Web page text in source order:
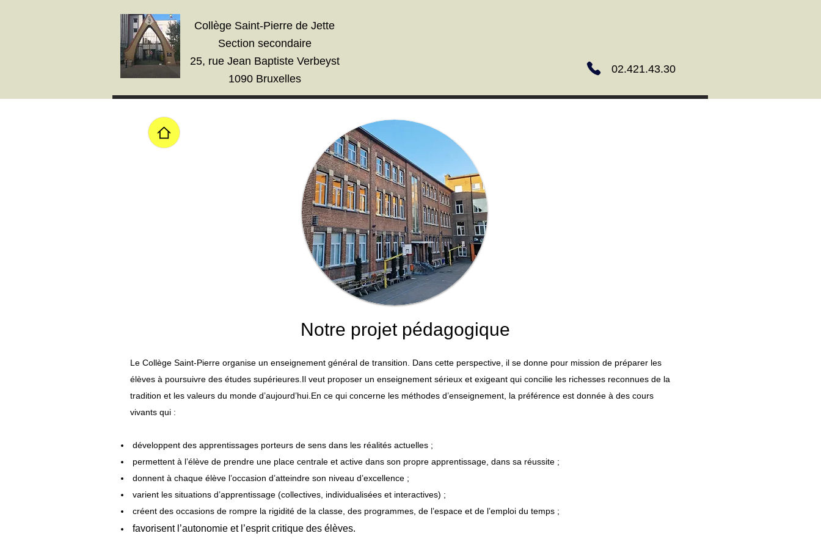
Collège Saint-Pierre de Jette
Section secondaire
25, rue Jean Baptiste Verbeyst
1090 Bruxelles
02.421.43.30
Notre projet pédagogique
Le Collège Saint-Pierre organise un enseignement général de transition.
Dans cette perspective, il se donne pour mission de préparer les
élèves à poursuivre des études supérieures. Il veut proposer un enseignement sérieux et exigeant qui concilie les richesses reconnues de la
tradition et les valeurs du monde d’aujourd’hui. En ce qui concerne les méthodes d’enseignement, la préférence est donnée à des cours
vivants qui :
développent des apprentissages porteurs de sens dans les réalités actuelles ;
permettent à l’élève de prendre une place centrale et active dans son propre apprentissage, dans sa réussite ;
donnent à chaque élève l’occasion d’atteindre son niveau d’excellence ;
varient les situations d’apprentissage (collectives, individualisées et interactives) ;
créent des occasions de rompre la rigidité de la classe, des programmes, de l’espace et de l’emploi du temps ;
favorisent l’autonomie et l’esprit critique des élèves.​